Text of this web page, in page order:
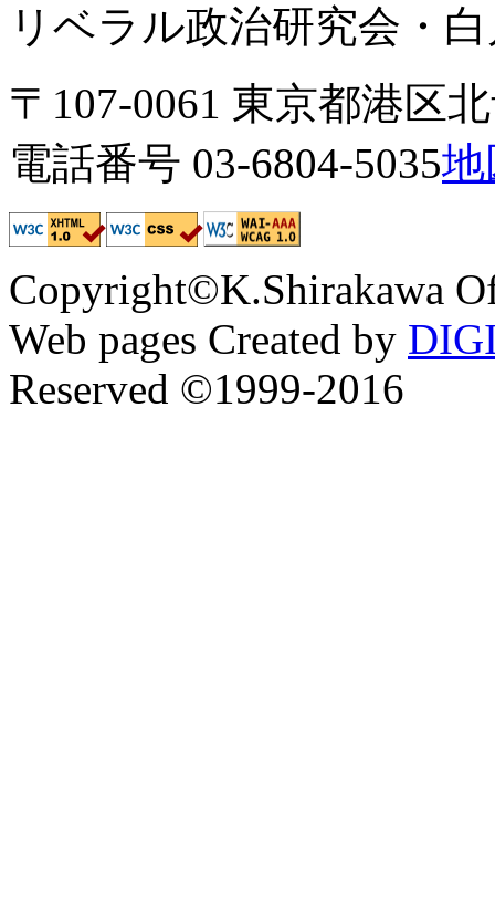
リベラル政治研究会・
〒107-0061 東京都港区
電話番号 03-6804-5035地
Copyright©K.Shirakawa
Web pages Created by
Reserved ©1999-2016